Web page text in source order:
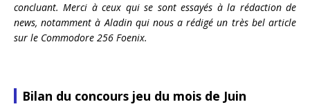
concluant. Merci à ceux qui se sont essayés à la rédaction de
news, notamment à Aladin qui nous a rédigé un très bel article
sur le Commodore 256 Foenix.
Bilan du concours jeu du mois de Juin